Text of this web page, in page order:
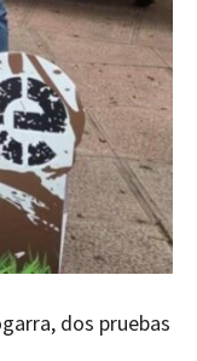
dos pruebas